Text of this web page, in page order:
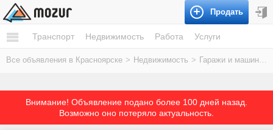
Продать
Транспорт Недвижимость Работа Услуги
Все объявления в Красноярске > Недвижимость > Гаражи и машиноместа
Внимание! Объявление подано более 100 дней назад.
Возможно оно потеряло актуальность.